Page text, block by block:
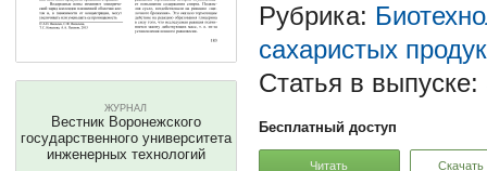
ЖУРНАЛ
Вестник Воронежского
государственного университета
инженерных технологий
Рубрика:
сахаристых
Статья в выпуске:
Бесплатный доступ
Читать Скачать